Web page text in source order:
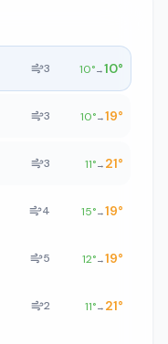
3 10°→10°
3 10°→19°
3 11°→ 21°
4 15°→19°
5 12°→19°
2 11°→ 21°